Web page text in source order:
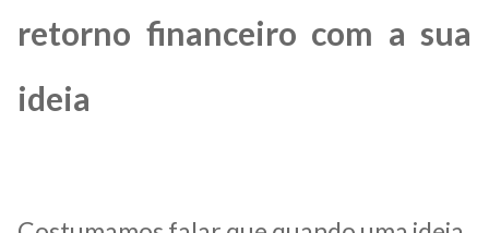
retorno financeiro com a sua
ideia